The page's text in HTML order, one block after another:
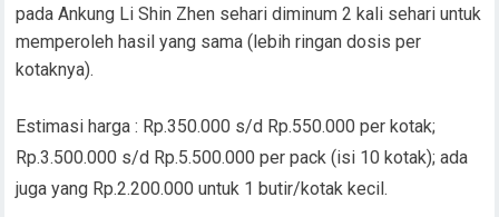
pada Ankung Li Shin Zhen sehari diminum 2 kali sehari untuk
memperoleh hasil yang sama (lebih ringan dosis per
kotaknya).
Estimasi harga : Rp.350.000 s/d Rp.550.000 per kotak;
Rp.3.500.000 s/d Rp.5.500.000 per pack (isi 10 kotak); ada
juga yang Rp.2.200.000 untuk 1 butir/kotak kecil.